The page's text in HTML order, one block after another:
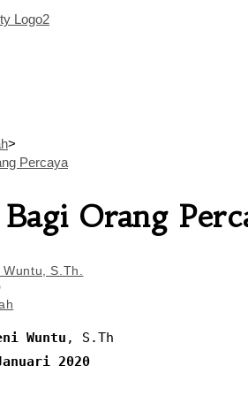
>
Percaya
Orang
S.Th.
Wuntu , S.Th
2020